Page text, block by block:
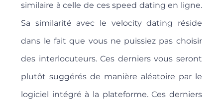
similaire à celle de ces speed dating en ligne.
Sa similarité avec le velocity dating réside
dans le fait que vous ne puissiez pas choisir
des interlocuteurs. Ces derniers vous seront
plutôt suggérés de manière aléatoire par le
logiciel intégré à la plateforme. Ces derniers